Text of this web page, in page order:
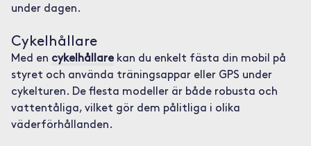
under dagen.
Cykelhållare
Med en cykelhållarekan du enkelt fästa din mobil på
styret och använda träningsappar eller GPS under
cykelturen. De flesta modeller är både robusta och
vattentåliga, vilket gör dem pålitliga i olika
väderförhållanden.